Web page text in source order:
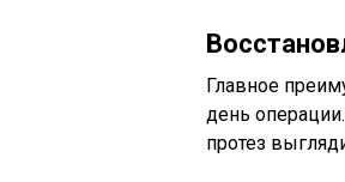
Главное
день
протез